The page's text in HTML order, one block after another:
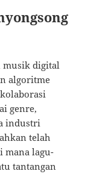
musik digital
algoritme
genre,
industri
telah
mana lagu-
tantangan